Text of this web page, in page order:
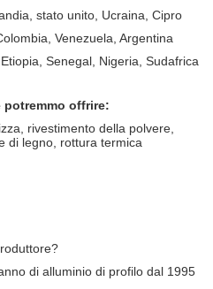
stato unito, Ucraina, Cipro
Venezuela, Argentina
Senegal, Nigeria, Sudafrica
offrire:
rivestimento della polvere,
di legno, rottura termica
di alluminio di profilo dal 1995